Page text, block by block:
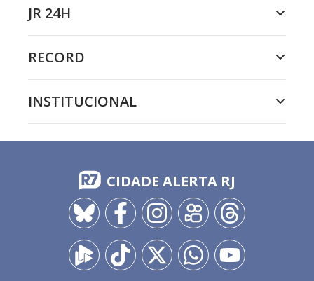
JR 24H
RECORD
INSTITUCIONAL
CIDADE ALERTA RJ